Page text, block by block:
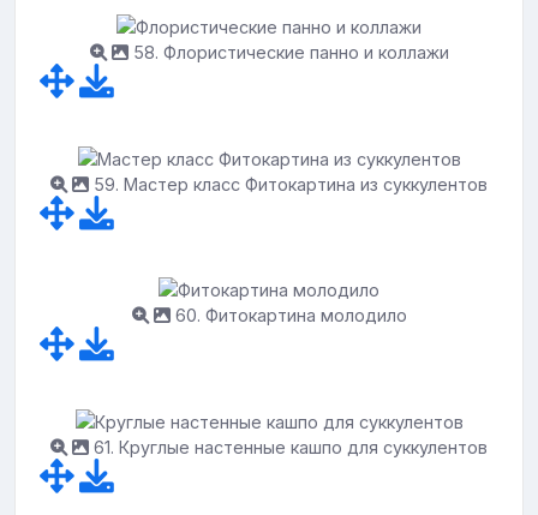
58. Флористические панно и коллажи
59. Мастер класс Фитокартина из суккулентов
60. Фитокартина молодило
61. Круглые настенные кашпо для суккулентов